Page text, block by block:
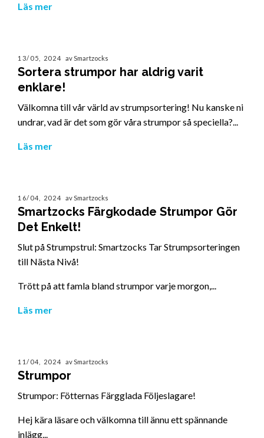
Läs mer
13/05, 2024 av Smartzocks
Sortera strumpor har aldrig varit
enklare!
Välkomna till vår värld av strumpsortering! Nu kanske ni
undrar, vad är det som gör våra strumpor så speciella?...
Läs mer
16/04, 2024 av Smartzocks
Smartzocks Färgkodade Strumpor Gör
Det Enkelt!
Slut på Strumpstrul: Smartzocks Tar Strumpsorteringen
till Nästa Nivå!
Trött på att famla bland strumpor varje morgon,...
Läs mer
11/04, 2024 av Smartzocks
Strumpor
Strumpor: Fötternas Färgglada Följeslagare!
Hej kära läsare och välkomna till ännu ett spännande
inlägg...